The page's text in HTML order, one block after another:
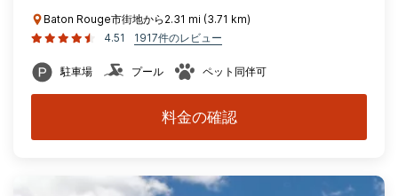
Baton Rouge市街地から2.31 mi (3.71 km)
4.51
1917件のレビュー
駐車場 プール ペット同伴可
料金の確認